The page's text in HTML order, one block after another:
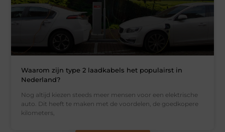
Waarom zijn type 2 laadkabels het populairst in
Nederland?
Nog altijd kiezen steeds meer mensen voor een elektrische
auto. Dit heeft te maken met de voordelen, de goedkopere
kilometers,